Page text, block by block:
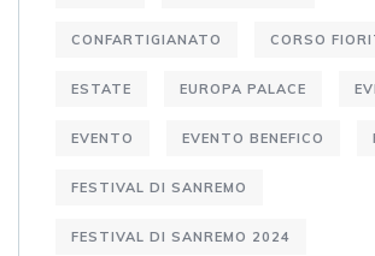
CONFARTIGIANATO CORSO
ESTATE EUROPA PALACE
EVENTO EVENTO BENEFICO
FESTIVAL DI SANREMO
FESTIVAL DI SANREMO 2024